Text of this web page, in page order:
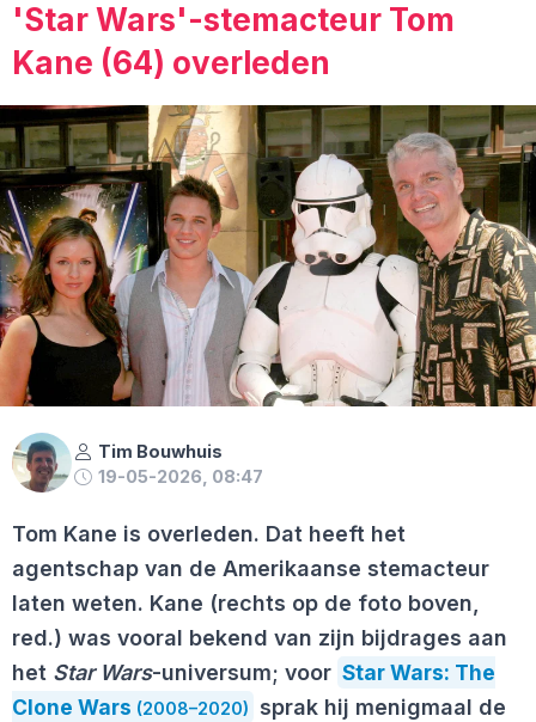
'Star Wars'-stemacteur Tom
Kane (64) overleden
Tim Bouwhuis
19-05-2026, 08:47
Tom Kane is overleden. Dat heeft het
agentschap van de Amerikaanse stemacteur
laten weten. Kane (rechts op de foto boven,
red.) was vooral bekend van zijn bijdrages aan
het Star Wars-universum; voor Star Wars: The
Clone Wars (2008–2020) sprak hij menigmaal de